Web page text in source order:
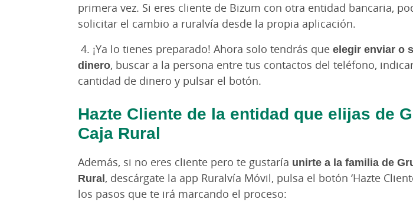
primera vez. Si eres cliente de Bizum con otra entidad bancaria,
solicitar el cambio a ruralvía desde la propia aplicación.
4. ¡Ya lo tienes preparado! Ahora solo tendrás que elegir enviar o
dinero, buscar a la persona entre tus contactos del teléfono,
cantidad de dinero y pulsar el botón.
Hazte Cliente de la entidad que elijas de
Caja Rural
Además, si no eres cliente pero te gustaría unirte a la familia de
Rural, descárgate la app Ruralvía Móvil, pulsa el botón ‘Hazte
los pasos que te irá marcando el proceso: